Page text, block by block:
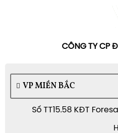
CÔNG TY CP
VP MIỀN BẮC
Số TT15.58 KĐT